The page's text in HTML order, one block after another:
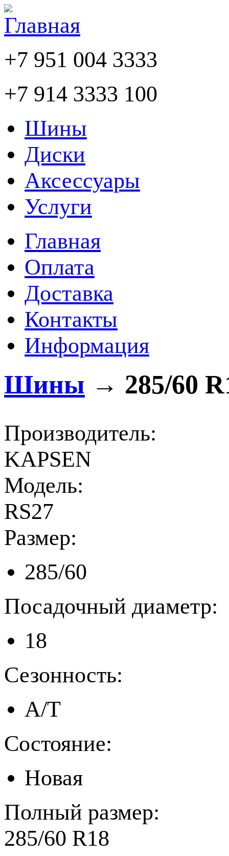
+7 951 004 3333
+7 914 3333 100
Шины
Диски
Аксессуары
Услуги
Главная
Оплата
Доставка
Контакты
Информация
Шины → 285/60
Производитель:
KAPSEN
Модель:
RS27
Размер:
285/60
Посадочный диаметр:
18
Сезонность:
A/T
Состояние:
Новая
Полный размер:
285/60 R18